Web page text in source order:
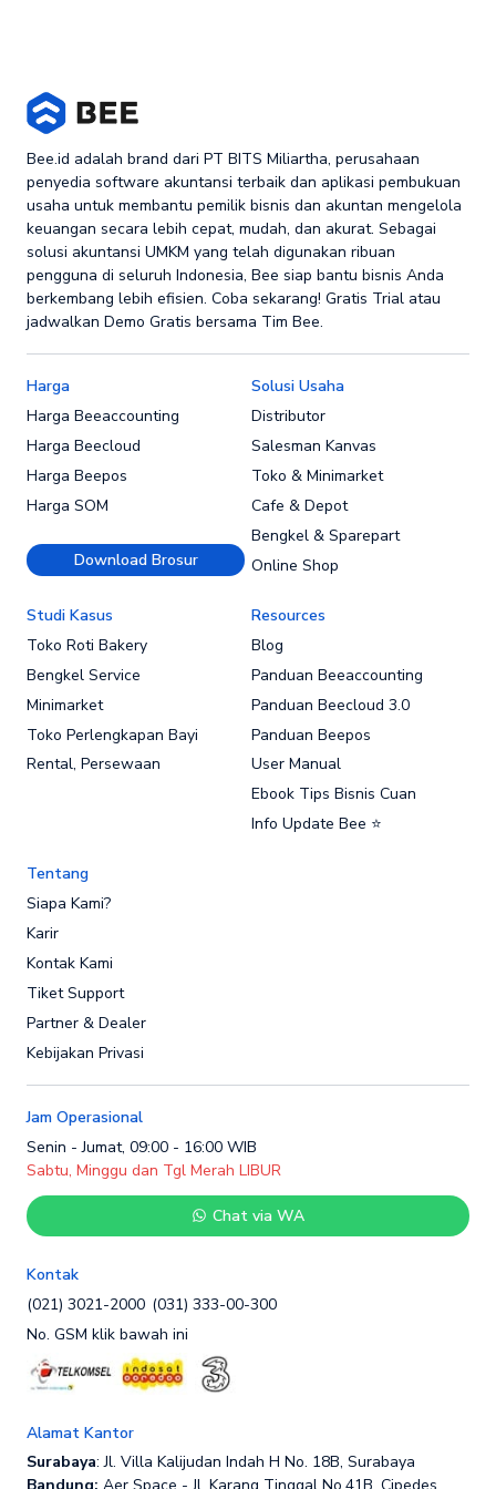
Bee.id adalah brand dari PT BITS Miliartha, perusahaan
penyedia software akuntansi terbaik dan aplikasi pembukuan
usaha untuk membantu pemilik bisnis dan akuntan mengelola
keuangan secara lebih cepat, mudah, dan akurat. Sebagai
solusi akuntansi UMKM yang telah digunakan ribuan
pengguna di seluruh Indonesia, Bee siap bantu bisnis Anda
berkembang lebih efisien. Coba sekarang! Gratis Trial atau
jadwalkan Demo Gratis bersama Tim Bee.
Harga
Harga Beeaccounting
Harga Beecloud
Harga Beepos
Harga SOM
Download Brosur
Solusi Usaha
Distributor
Salesman Kanvas
Toko & Minimarket
Cafe & Depot
Bengkel & Sparepart
Online Shop
Studi Kasus
Toko Roti Bakery
Bengkel Service
Minimarket
Toko Perlengkapan Bayi
Rental, Persewaan
Resources
Blog
Panduan Beeaccounting
Panduan Beecloud 3.0
Panduan Beepos
User Manual
Ebook Tips Bisnis Cuan
Info Update Bee ⭐
Tentang
Siapa Kami?
Karir
Kontak Kami
Tiket Support
Partner & Dealer
Kebijakan Privasi
Jam Operasional
Senin - Jumat, 09:00 - 16:00 WIB
Sabtu, Minggu dan Tgl Merah LIBUR
Chat via WA
Kontak
(021) 3021-2000 (031) 333-00-300
No. GSM klik bawah ini
Alamat Kantor
Surabaya: Jl. Villa Kalijudan Indah H No. 18B, Surabaya